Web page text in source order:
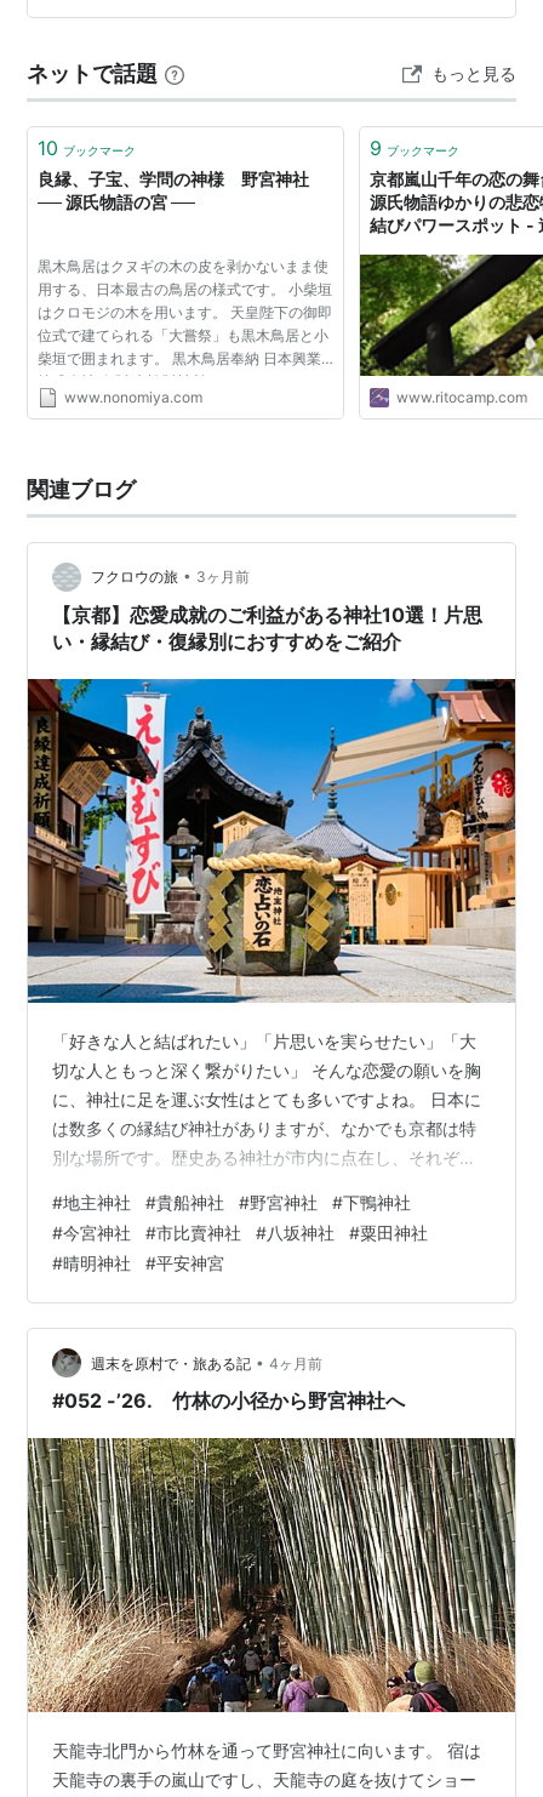
で、旅行やお出かけの計画にもぜひ役立ててみてくださ
見つけてみてくださいね。 そもそも「パワース…
ネットで話題 もっと見る
10 ブックマーク
良縁、子宝、学問の神様 野宮神社
── 源氏物語の宮 ──
黒木鳥居はクヌギの木の皮を剥かないまま使
用する、日本最古の鳥居の様式です。 小柴垣
はクロモジの木を用います。 天皇陛下の御即
位式で建てられる「大嘗祭」も黒木鳥居と小
柴垣で囲まれます。 黒木鳥居奉納 日本興業
株式会社 奉製 赤松製材所
www.nonomiya.com
9 ブックマーク
京都嵐山千年の恋の
源氏物語ゆかりの悲
結びパワースポット -
www.ritocamp.com
関連ブログ
フクロウの旅 • 3ヶ月前
【京都】恋愛成就のご利益がある神社10選！片思
い・縁結び・復縁別におすすめをご紹介
「好きな人と結ばれたい」「片思いを実らせたい」「大
切な人ともっと深く繋がりたい」 そんな恋愛の願いを胸
に、神社に足を運ぶ女性はとても多いですよね。 日本に
は数多くの縁結び神社がありますが、なかでも京都は特
別な場所です。歴史ある神社が市内に点在し、それぞれ
ったら、恋愛成就の神社にお参りしたい！」と憧れる方
も多いのではないでしょうか。 この記事では、京都で恋
愛成就のご利益があるとされる神社を10社、丁寧にご紹
介します。「片思いを叶えたい」「素敵な出会いがほし
い」「復縁したい」など、あなたの状況に合ったスポッ
トを見つけていただけたら嬉しいです。 初め…
#地主神社 #貴船神社 #野宮神社 #下鴨神社
#今宮神社 #市比賣神社 #八坂神社 #粟田神社
#晴明神社 #平安神宮
週末を原村で・旅ある記 • 4ヶ月前
#052 -’26. 竹林の小径から野宮神社へ
天龍寺北門から竹林を通って野宮神社に向います。 宿は
天龍寺の裏手の嵐山ですし、天龍寺の庭を抜けてショー